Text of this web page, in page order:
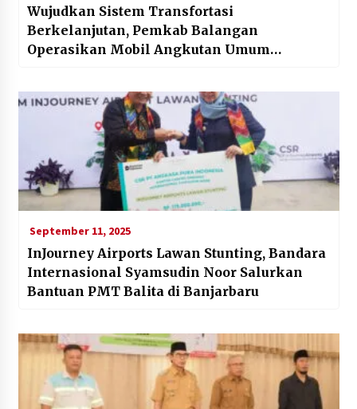
Wujudkan Sistem Transfortasi
Berkelanjutan, Pemkab Balangan
Operasikan Mobil Angkutan Umum
September 11, 2025
InJourney Airports Lawan Stunting, Bandara
Internasional Syamsudin Noor Salurkan
Bantuan PMT Balita di Banjarbaru